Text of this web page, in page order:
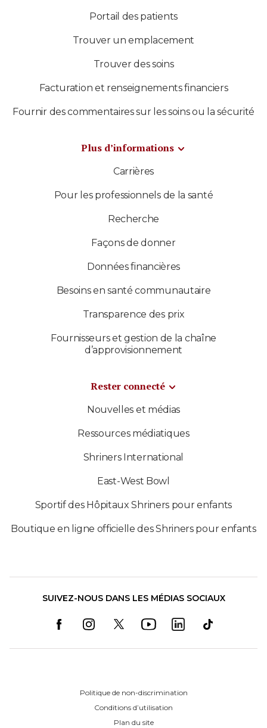
Portail des patients
Trouver un emplacement
Trouver des soins
Facturation et renseignements financiers
Fournir des commentaires sur les soins ou la sécurité
Plus d’informations
Carrières
Pour les professionnels de la santé
Recherche
Façons de donner
Données financières
Besoins en santé communautaire
Transparence des prix
Fournisseurs et gestion de la chaîne
d’approvisionnement
Rester connecté
Nouvelles et médias
Ressources médiatiques
Shriners International
East-West Bowl
Sportif des Hôpitaux Shriners pour enfants
Boutique en ligne officielle des Shriners pour enfants
SUIVEZ-NOUS DANS LES MÉDIAS SOCIAUX
Politique de non-discrimination
Conditions d’utilisation
Plan du site